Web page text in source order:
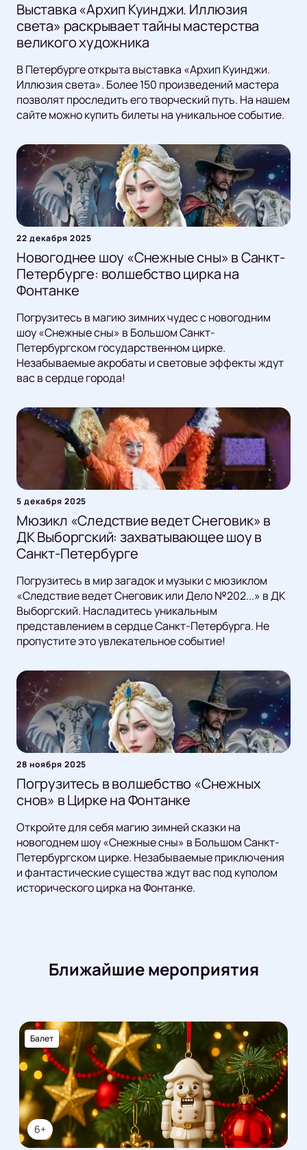
Выставка «Архип Куинджи. Иллюзия
света» раскрывает тайны мастерства
великого художника
В Петербурге открыта выставка «Архип Куинджи.
Иллюзия света». Более 150 произведений мастера
позволят проследить его творческий путь. На нашем
сайте можно купить билеты на уникальное событие.
22 декабря 2025
Новогоднее шоу «Снежные сны» в Санкт-
Петербурге: волшебство цирка на
Фонтанке
Погрузитесь в магию зимних чудес с новогодним
шоу «Снежные сны» в Большом Санкт-
Петербургском государственном цирке.
Незабываемые акробаты и световые эффекты ждут
вас в сердце города!
5 декабря 2025
Мюзикл «Следствие ведет Снеговик» в
ДК Выборгский: захватывающее шоу в
Санкт-Петербурге
Погрузитесь в мир загадок и музыки с мюзиклом
«Следствие ведет Снеговик или Дело №202...» в ДК
Выборгский. Насладитесь уникальным
представлением в сердце Санкт-Петербурга. Не
пропустите это увлекательное событие!
28 ноября 2025
Погрузитесь в волшебство «Снежных
снов» в Цирке на Фонтанке
Откройте для себя магию зимней сказки на
новогоднем шоу «Снежные сны» в Большом Санкт-
Петербургском цирке. Незабываемые приключения
и фантастические существа ждут вас под куполом
исторического цирка на Фонтанке.
Ближайшие мероприятия
6+
Балет